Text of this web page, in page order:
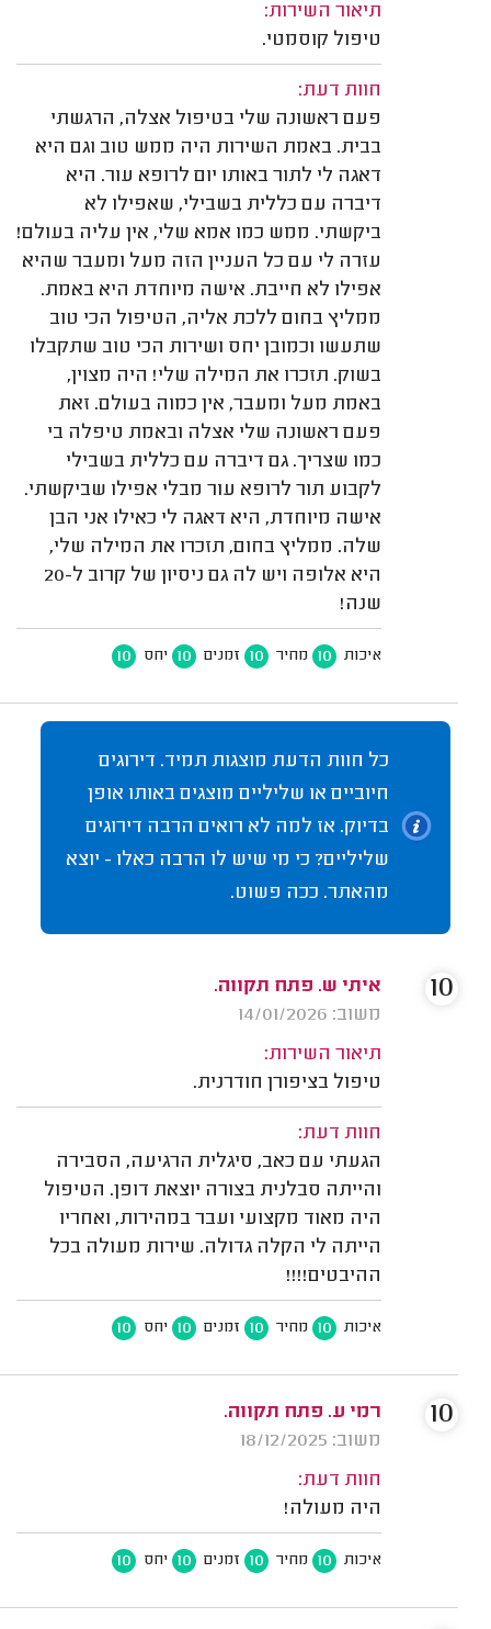
תיאור השירות:
טיפול קוסמטי.
חוות דעת:
פעם ראשונה שלי בטיפול אצלה, הרגשתי
בבית. באמת השירות היה ממש טוב וגם היא
דאגה לי לתור באותו יום לרופא עור. היא
דיברה עם כללית בשבילי, שאפילו לא
ביקשתי. ממש כמו אמא שלי, אין עליה בעולם!
עזרה לי עם כל העניין הזה מעל ומעבר שהיא
אפילו לא חייבת. אישה מיוחדת היא באמת.
ממליץ בחום ללכת אליה, הטיפול הכי טוב
שתעשו וכמובן יחס ושירות הכי טוב שתקבלו
בשוק. תזכרו את המילה שלי! היה מצוין,
באמת מעל ומעבר, אין כמוה בעולם. זאת
פעם ראשונה שלי אצלה ובאמת טיפלה בי
כמו שצריך. גם דיברה עם כללית בשבילי
לקבוע תור לרופא עור מבלי אפילו שביקשתי.
אישה מיוחדת, היא דאגה לי כאילו אני הבן
שלה. ממליץ בחום, תזכרו את המילה שלי,
היא אלופה ויש לה גם ניסיון של קרוב ל-20
שנה!
איכות 10 מחיר 10 זמנים 10 יחס 10
כל חוות הדעת מוצגות תמיד. דירוגים
חיוביים או שליליים מוצגים באותו אופן
בדיוק. אז למה לא רואים הרבה דירוגים
שליליים? כי מי שיש לו הרבה כאלו - יוצא
מהאתר. ככה פשוט.
איתי ש. פתח תקווה.
משוב: 14/01/2026
תיאור השירות:
טיפול בציפורן חודרנית.
חוות דעת:
הגעתי עם כאב, סיגלית הרגיעה, הסבירה
והייתה סבלנית בצורה יוצאת דופן. הטיפול
היה מאוד מקצועי ועבר במהירות, ואחריו
הייתה לי הקלה גדולה. שירות מעולה בכל
ההיבטים!!!!
איכות 10 מחיר 10 זמנים 10 יחס 10
10
רמי ע. פתח תקווה.
משוב: 18/12/2025
חוות דעת:
היה מעולה!
איכות 10 מחיר 10 זמנים 10 יחס 10
10